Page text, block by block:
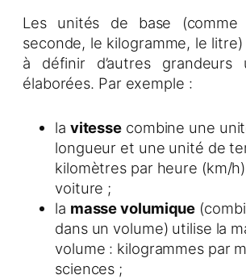
Les unités de base
seconde, le kilogramme, le
à définir d’autres
élaborées. Par exemple :
la vitesse combine une
longueur et une unité de
kilomètres par heure (km/
voiture ;
la masse volumique
dans un volume) utilise la
volume : kilogrammes par
sciences ;